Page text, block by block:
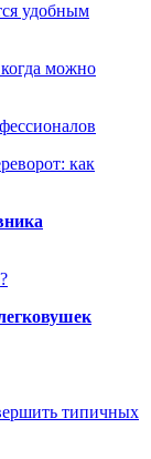
удобным
можно
как
типичных